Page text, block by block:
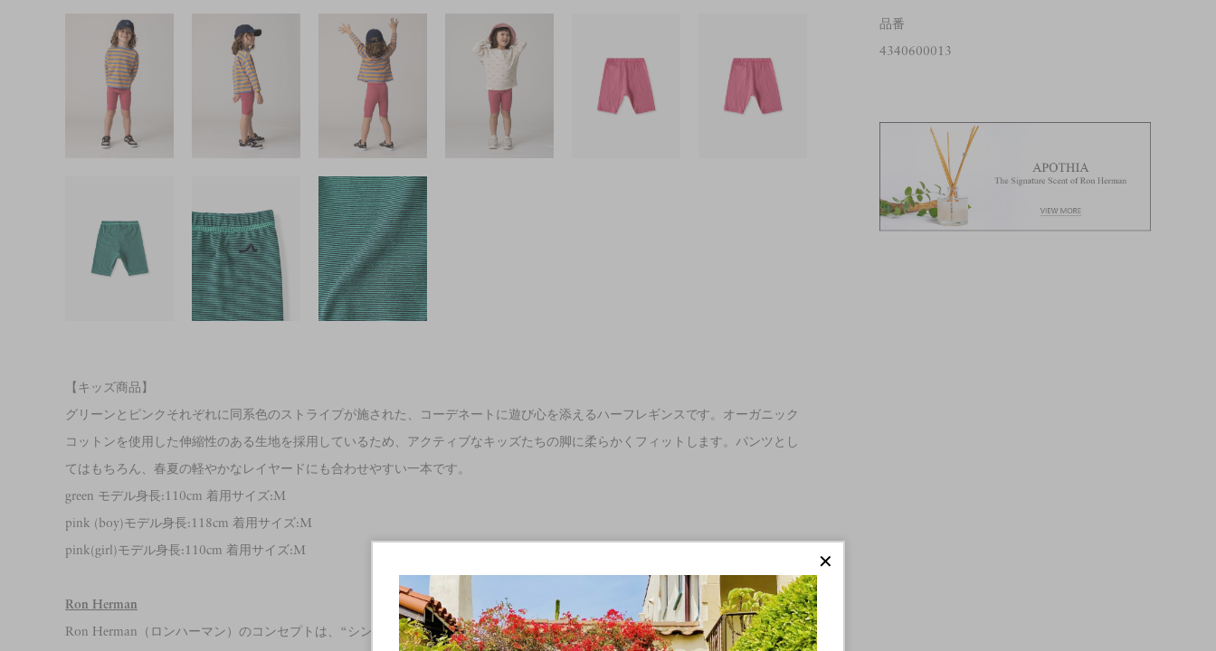
【キッズ商品】
グリーンとピンクそれぞれに同系色のストライプが施された、コーデネートに遊び心を添えるハーフレギンスです。オーガニック
コットンを使用した伸縮性のある生地を採用しているため、アクティブなキッズたちの脚に柔らかくフィットします。パンツとし
てはもちろん、春夏の軽やかなレイヤードにも合わせやすい一本です。
green モデル身長:110cm 着用サイズ:M
pink (boy)モデル身長:118cm 着用サイズ:M
pink(girl)モデル身長:110cm 着用サイズ:M
Ron Herman
Ron Herman（ロンハーマン）のコンセプトは、“シンプルなデザイン、特別な素材、ユニークなディテール” 。California Styleを
品番
4340600013